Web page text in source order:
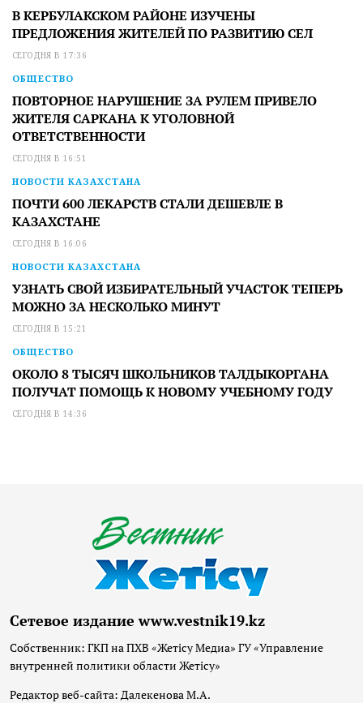
В КЕРБУЛАКСКОМ РАЙОНЕ ИЗУЧЕНЫ
ПРЕДЛОЖЕНИЯ ЖИТЕЛЕЙ ПО РАЗВИТИЮ СЕЛ
СЕГОДНЯ В 17:36
ОБЩЕСТВО
ПОВТОРНОЕ НАРУШЕНИЕ ЗА РУЛЕМ ПРИВЕЛО
ЖИТЕЛЯ САРКАНА К УГОЛОВНОЙ
ОТВЕТСТВЕННОСТИ
СЕГОДНЯ В 16:51
НОВОСТИ КАЗАХСТАНА
ПОЧТИ 600 ЛЕКАРСТВ СТАЛИ ДЕШЕВЛЕ В
КАЗАХСТАНЕ
СЕГОДНЯ В 16:06
НОВОСТИ КАЗАХСТАНА
УЗНАТЬ СВОЙ ИЗБИРАТЕЛЬНЫЙ УЧАСТОК ТЕПЕРЬ
МОЖНО ЗА НЕСКОЛЬКО МИНУТ
СЕГОДНЯ В 15:21
ОБЩЕСТВО
ОКОЛО 8 ТЫСЯЧ ШКОЛЬНИКОВ ТАЛДЫКОРГАНА
ПОЛУЧАТ ПОМОЩЬ К НОВОМУ УЧЕБНОМУ ГОДУ
СЕГОДНЯ В 14:36
Сетевое издание www.vestnik19.kz
Собственник: ГКП на ПХВ «Жетісу Медиа» ГУ «Управление
внутренней политики области Жетісу»
Редактор веб-сайта: Далекенова М.А.